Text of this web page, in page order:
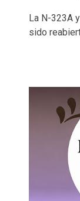
La N-323A
sido